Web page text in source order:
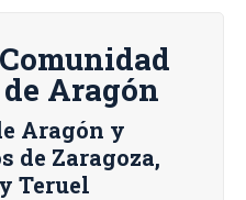
Aragón
Aragón y
de Zaragoza,
Teruel